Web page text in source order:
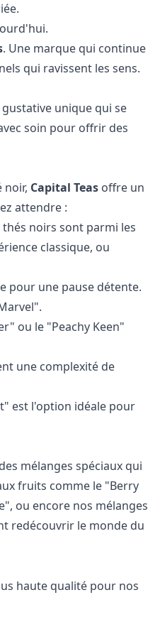
. Une marque qui continue
qui ravissent les sens.
unique qui se
soin pour offrir des
noir, Capital Teas offre un
attendre :
noirs sont parmi les
classique, ou
pour une pause détente.
ou le "Peachy Keen"
une complexité de
est l'option idéale pour
mélanges spéciaux qui
fruits comme le "Berry
ou encore nos mélanges
redécouvrir le monde du
haute qualité pour nos